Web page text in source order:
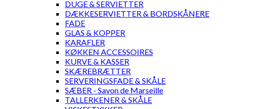
DUGE & SERVIETTER
DÆKKESERVIETTER & BORDSKÅNERE
FADE
GLAS & KOPPER
KARAFLER
KØKKEN ACCESSOIRES
KURVE & KASSER
SKÆREBRÆTTER
SERVERINGSFADE & SKÅLE
SÆBER - Savon de Marseille
TALLERKENER & SKÅLE